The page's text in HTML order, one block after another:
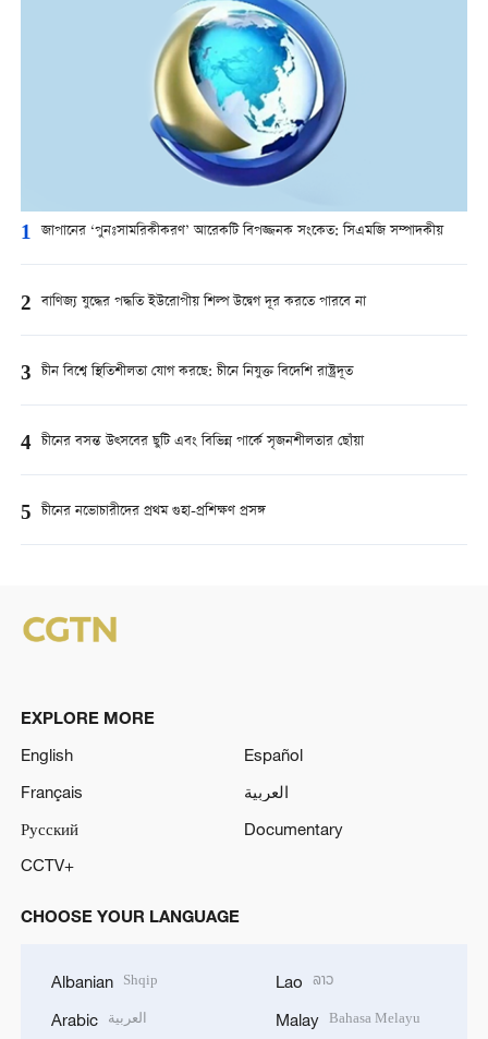
1 জাপানের ‘পুনঃসামরিকীকরণ’ আরেকটি বিপজ্জনক সংকেত: সিএমজি সম্পাদকীয়
2 বাণিজ্য যুদ্ধের পদ্ধতি ইউরোপীয় শিল্প উদ্বেগ দূর করতে পারবে না
3 চীন বিশ্বে স্থিতিশীলতা যোগ করছে: চীনে নিযুক্ত বিদেশি রাষ্ট্রদূত
4 চীনের বসন্ত উত্সবের ছুটি এবং বিভিন্ন পার্কে সৃজনশীলতার ছোঁয়া
5 চীনের নভোচারীদের প্রথম গুহা-প্রশিক্ষণ প্রসঙ্গ
EXPLORE MORE
English
Español
Français
العربية
Русский
Documentary
CCTV+
CHOOSE YOUR LANGUAGE
Albanian Shqip
Arabic العربية
Lao ລາວ
Malay Bahasa Melayu